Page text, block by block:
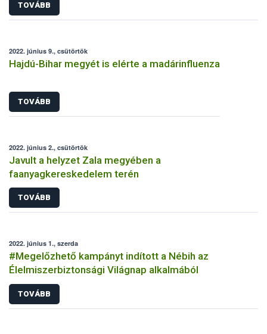
TOVÁBB
2022. június 9., csütörtök
Hajdú-Bihar megyét is elérte a madárinfluenza
TOVÁBB
2022. június 2., csütörtök
Javult a helyzet Zala megyében a
faanyagkereskedelem terén
TOVÁBB
2022. június 1., szerda
#Megelőzhető kampányt indított a Nébih az
Élelmiszerbiztonsági Világnap alkalmából
TOVÁBB